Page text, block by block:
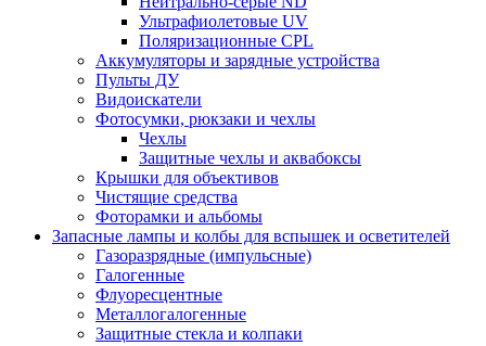
Ультрафиолетовые UV
Поляризационные CPL
Аккумуляторы и зарядные устройства
Пульты ДУ
Видоискатели
Фотосумки, рюкзаки и чехлы
Чехлы
Защитные чехлы и аквабоксы
Крышки для объективов
Чистящие средства
Фоторамки и альбомы
Запасные лампы и колбы для вспышек и осветителей
Газоразрядные (импульсные)
Галогенные
Флуоресцентные
Металлогалогенные
Защитные стекла и колпаки